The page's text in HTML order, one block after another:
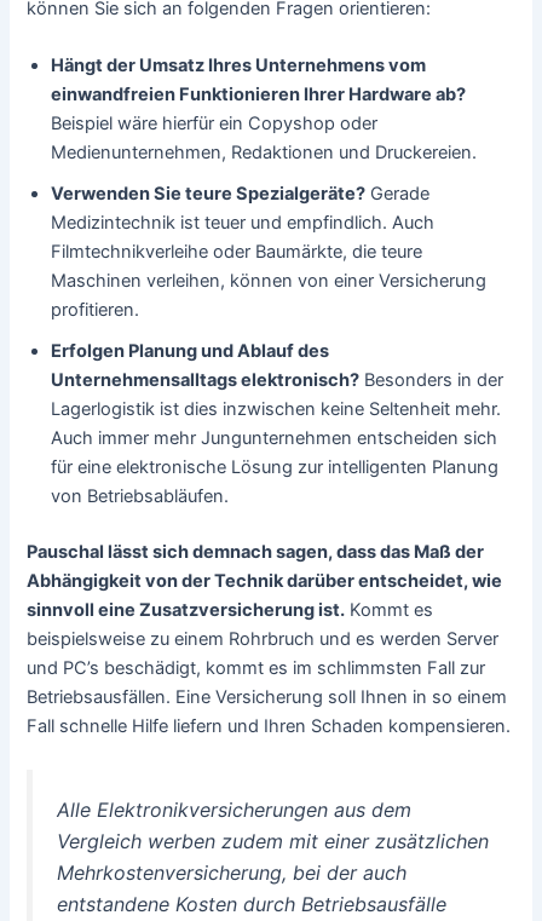
können Sie sich an folgenden Fragen orientieren:
Hängt der Umsatz Ihres Unternehmens vom
einwandfreien Funktionieren Ihrer Hardware ab?
Beispiel wäre hierfür ein Copyshop oder
Medienunternehmen, Redaktionen und Druckereien.
Verwenden Sie teure Spezialgeräte? Gerade
Medizintechnik ist teuer und empfindlich. Auch
Filmtechnikverleihe oder Baumärkte, die teure
Maschinen verleihen, können von einer Versicherung
profitieren.
Erfolgen Planung und Ablauf des
Unternehmensalltags elektronisch? Besonders in der
Lagerlogistik ist dies inzwischen keine Seltenheit mehr.
Auch immer mehr Jungunternehmen entscheiden sich
für eine elektronische Lösung zur intelligenten Planung
von Betriebsabläufen.
Pauschal lässt sich demnach sagen, dass das Maß der
Abhängigkeit von der Technik darüber entscheidet, wie
sinnvoll eine Zusatzversicherung ist. Kommt es
beispielsweise zu einem Rohrbruch und es werden Server
und PC’s beschädigt, kommt es im schlimmsten Fall zur
Betriebsausfällen. Eine Versicherung soll Ihnen in so einem
Fall schnelle Hilfe liefern und Ihren Schaden kompensieren.
Alle Elektronikversicherungen aus dem
Vergleich werben zudem mit einer zusätzlichen
Mehrkostenversicherung, bei der auch
entstandene Kosten durch Betriebsausfälle